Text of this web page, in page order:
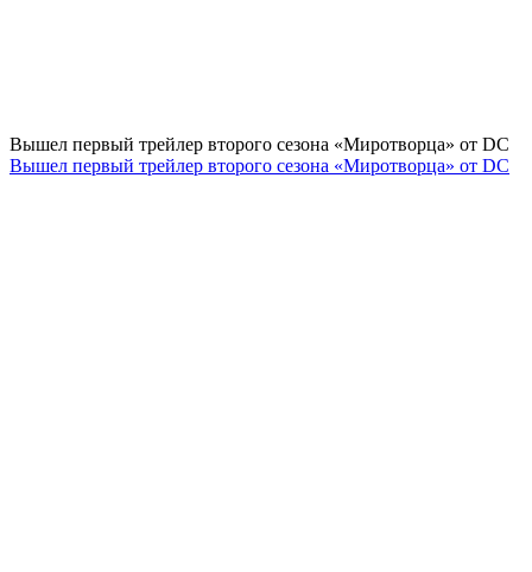
Вышел первый трейлер второго сезона «Миротворца» от DC
Вышел первый трейлер второго сезона «Миротворца» от DC